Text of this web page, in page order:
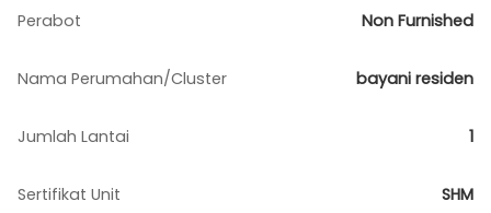
Perabot Non Furnished
Nama Perumahan/Cluster bayani residen
Jumlah Lantai 1
Sertifikat Unit SHM